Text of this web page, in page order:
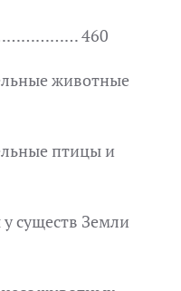
460
животные
птицы и
существ Земли